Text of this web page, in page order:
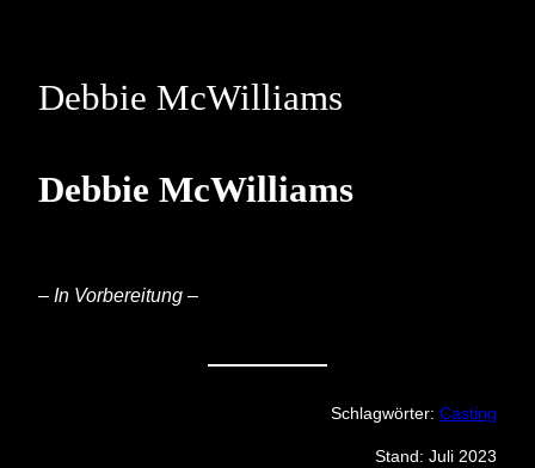
contentDebbie McWilliams
Debbie McWilliams
– In Vorbereitung –
Schlagwörter: Casting
Stand: Juli 2023